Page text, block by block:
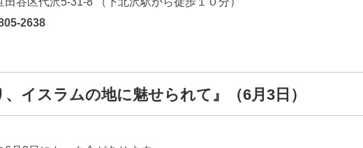
2638
、イスラムの地に魅せられて』（6月3日）